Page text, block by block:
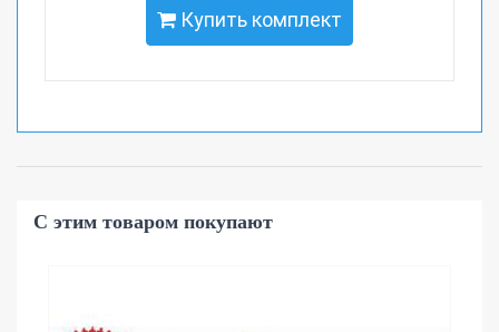
Купить комплект
С этим товаром покупают